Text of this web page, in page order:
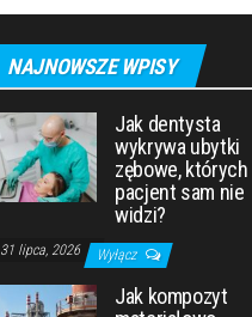
NAJNOWSZE WPISY
Jak dentysta
wykrywa ubytki
zębowe, których
pacjent sam nie
widzi?
31 lipca, 2026 Wyłącz
Jak kompozyt